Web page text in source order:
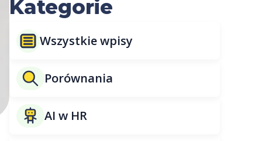
Kategorie
Wszystkie wpisy
Porównania
AI w HR